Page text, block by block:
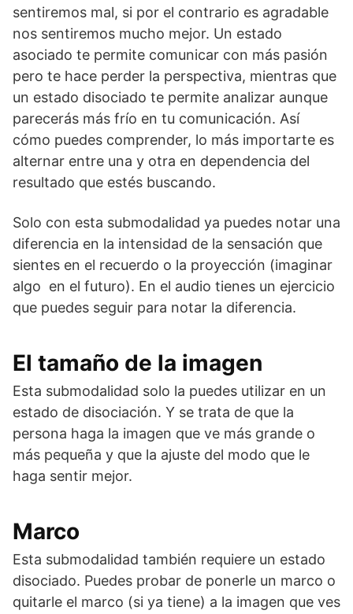
sentiremos mal, si por el contrario es agradable
nos sentiremos mucho mejor. Un estado
asociado te permite comunicar con más pasión
pero te hace perder la perspectiva, mientras que
un estado disociado te permite analizar aunque
parecerás más frío en tu comunicación. Así
cómo puedes comprender, lo más importarte es
alternar entre una y otra en dependencia del
resultado que estés buscando.
Solo con esta submodalidad ya puedes notar una
diferencia en la intensidad de la sensación que
sientes en el recuerdo o la proyección (imaginar
algo en el futuro). En el audio tienes un ejercicio
que puedes seguir para notar la diferencia.
El tamaño de la imagen
Esta submodalidad solo la puedes utilizar en un
estado de disociación. Y se trata de que la
persona haga la imagen que ve más grande o
más pequeña y que la ajuste del modo que le
haga sentir mejor.
Marco
Esta submodalidad también requiere un estado
disociado. Puedes probar de ponerle un marco o
quitarle el marco (si ya tiene) a la imagen que ves